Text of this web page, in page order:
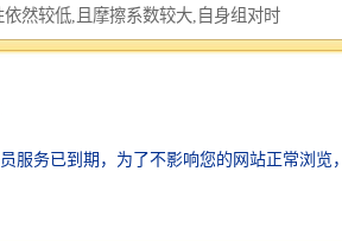
然较低,且摩擦系数较大,自身组对时
程中的可靠性差,工作寿命较短；此
本限制了碳化硅密封环的推广应用。
者致力于研究低温液相烧结技术制备
化硅陶瓷,并取得一定的成效。